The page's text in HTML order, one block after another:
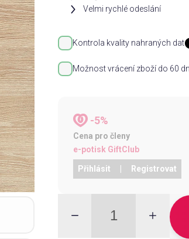
Velmi rychlé odeslání
Kontrola kvality nahraných dat
Možnost vrácení zboží do 60
-5%
Cena pro členy
e-potisk GiftClub
Přihlásit Registrovat